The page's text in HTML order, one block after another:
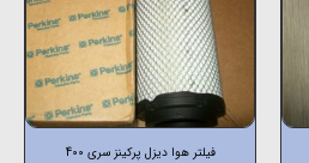
فیلتر هوا دیزل پرکینز سری 400